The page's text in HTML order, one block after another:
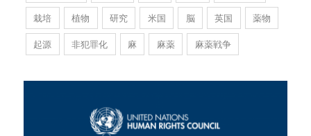
栽培
植物 研究 米国 脳 英国
薬物
起源
非犯罪化 麻 麻薬 麻薬戦争